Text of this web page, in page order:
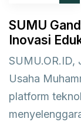
SUMU
Inovasi
Usaha
platform